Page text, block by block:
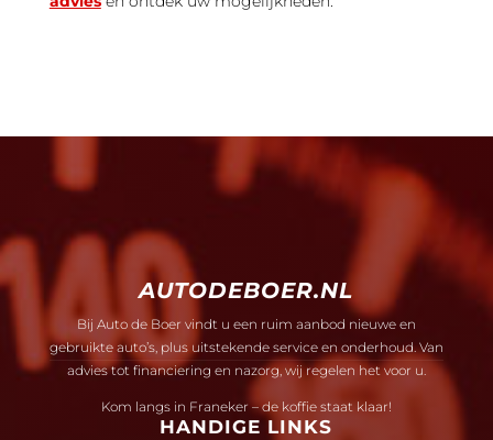
AUTODEBOER.NL
Bij Auto de Boer vindt u een ruim aanbod nieuwe en
gebruikte auto’s, plus uitstekende service en onderhoud. Van
advies tot financiering en nazorg, wij regelen het voor u.
Kom langs in Franeker – de koffie staat klaar!
HANDIGE LINKS